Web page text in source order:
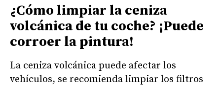
¿Cómo limpiar la ceniza
volcánica de tu coche? ¡Puede
corroer la pintura!
La ceniza volcánica puede afectar los
vehículos, se recomienda limpiar los filtros